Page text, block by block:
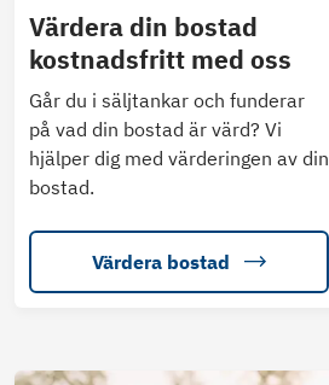
Värdera din bostad
kostnadsfritt med oss
Går du i säljtankar och funderar
på vad din bostad är värd? Vi
hjälper dig med värderingen av din
bostad.
Värdera bostad